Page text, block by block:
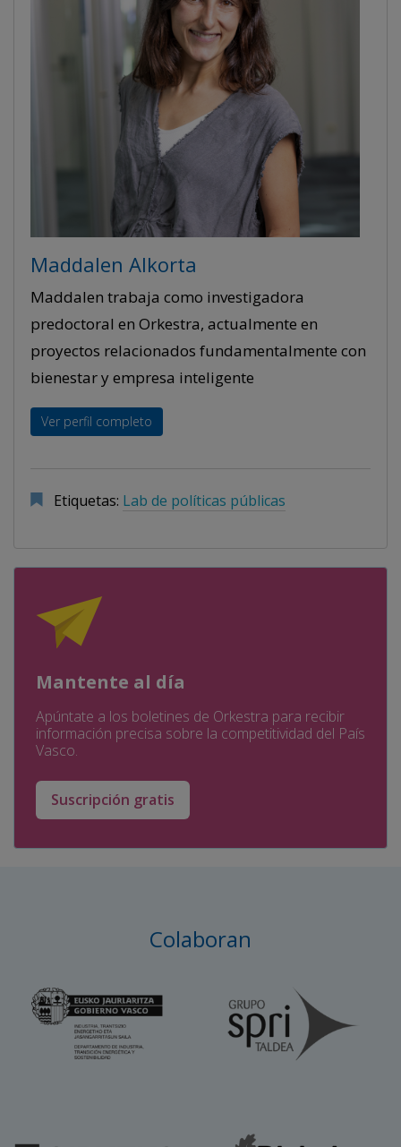
Maddalen Alkorta
Maddalen trabaja como investigadora
predoctoral en Orkestra, actualmente en
proyectos relacionados fundamentalmente con
bienestar y empresa inteligente
Ver perfil completo
Etiquetas: Lab de políticas públicas
Mantente al día
Apúntate a los boletines de Orkestra para recibir
información precisa sobre la competitividad del País
Vasco.
Suscripción gratis
Colaboran